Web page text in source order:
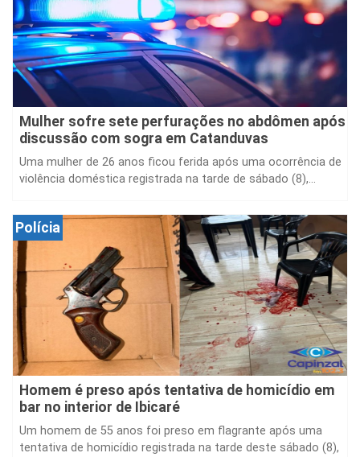
Mulher sofre sete perfurações no abdômen após
discussão com sogra em Catanduvas
Uma mulher de 26 anos ficou ferida após uma ocorrência de
violência doméstica registrada na tarde de sábado (8),...
Polícia
Homem é preso após tentativa de homicídio em
bar no interior de Ibicaré
Um homem de 55 anos foi preso em flagrante após uma
tentativa de homicídio registrada na tarde deste sábado (8),